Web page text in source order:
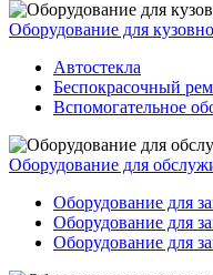
Оборудование для
Автостекла
Беспокрасочный
Вспомогательное
Оборудование для
Оборудование для
Оборудование для
Оборудование для